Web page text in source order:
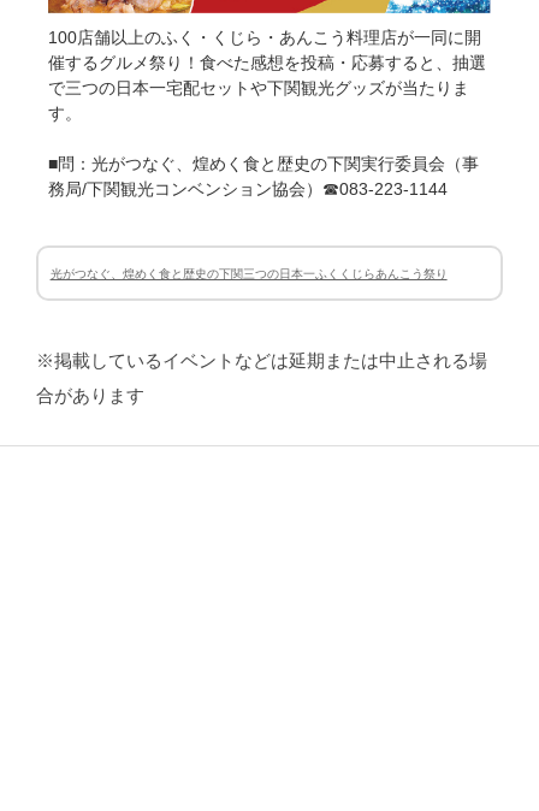
100店舗以上のふく・くじら・あんこう料理店が一同に開
催するグルメ祭り！食べた感想を投稿・応募すると、抽選
で三つの日本一宅配セットや下関観光グッズが当たりま
す。
■問：光がつなぐ、煌めく食と歴史の下関実行委員会（事
務局/下関観光コンベンション協会）☎083-223-1144
光がつなぐ、煌めく食と歴史の下関三つの日本一ふくくじらあんこう祭り
※掲載しているイベントなどは延期または中止される場
合があります